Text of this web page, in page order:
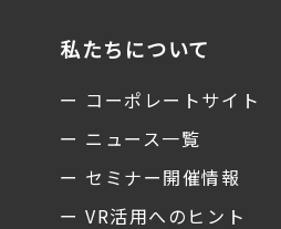
私たちについて
ー コーポレートサイト
ー ニュース一覧
ー セミナー開催情報
ー VR活用へのヒント